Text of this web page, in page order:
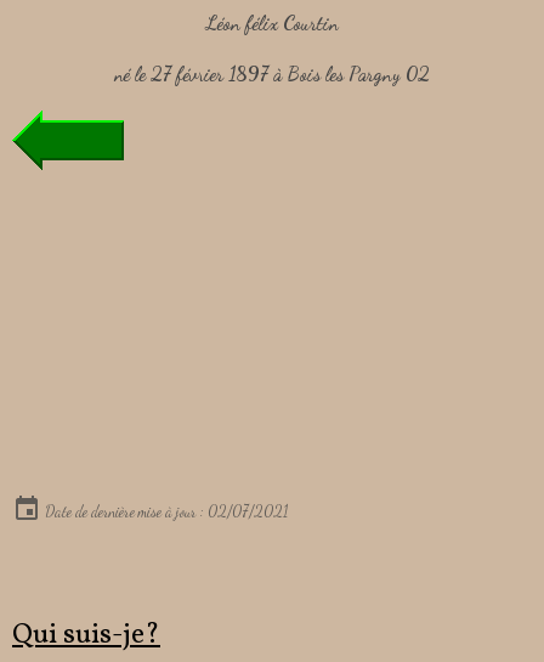
Léon félix Courtin
né le 27 février 1897 à Bois les Pargny 02
Date de dernière mise à jour : 02/07/2021
Qui suis-je?